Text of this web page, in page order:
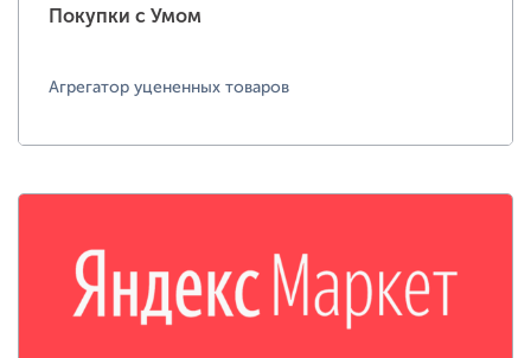
Покупки с Умом
Агрегатор уцененных товаров